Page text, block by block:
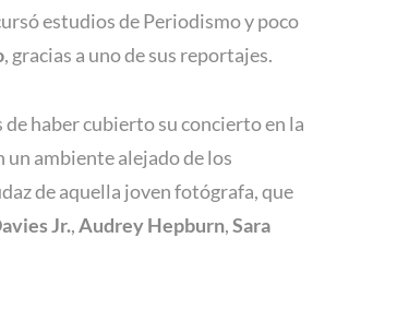
estudios de Periodismo y poco
, gracias a uno de sus reportajes.
de haber cubierto su concierto en la
ambiente alejado de los
de aquella joven fotógrafa, que
Jr.,Audrey Hepburn,Sara